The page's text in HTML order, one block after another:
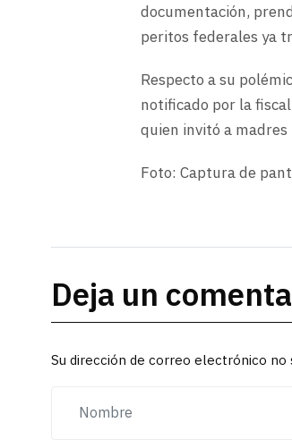
documentación,
peritos federales ya
Respecto a su
notificado por la
quien invitó a
Foto: Captura de
Deja un
Su dirección de correo electrónico